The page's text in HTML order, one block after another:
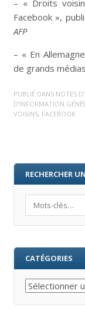
– « Droits
Facebook »,
AFP
– « En
de grands
PUBLIÉ DANS NOTES
D’INFORMATION
VOISINS, FACEBOOK
RECHERCHER
CATÉGORIES
Catégories